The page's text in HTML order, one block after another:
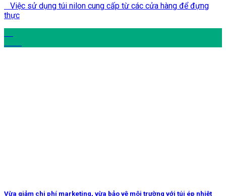
Việc sử dụng túi nilon cung cấp từ các cửa hàng để đựng
thực
Vừa giảm chi phí marketing, vừa bảo vệ môi trường với túi ép nhiệt